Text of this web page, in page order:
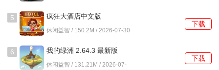
3、视觉元素对比度高，障碍物与背景、轨迹之间区分明显，
利于快速识别。
4、操作反馈即时，小球碰撞、穿越圆环都有对应的视觉与听
觉提示。
5
疯狂大酒店中文版
4.17.10.7 安卓版
休闲益智 / 150.2M / 2026-07-30
下载
6 我的绿洲 2.64.3 最新版
休闲益智 / 131.21M / 2026-07-
下载